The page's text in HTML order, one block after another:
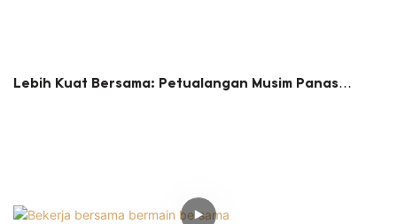
Lebih Kuat Bersama: Petualangan Musim Panas